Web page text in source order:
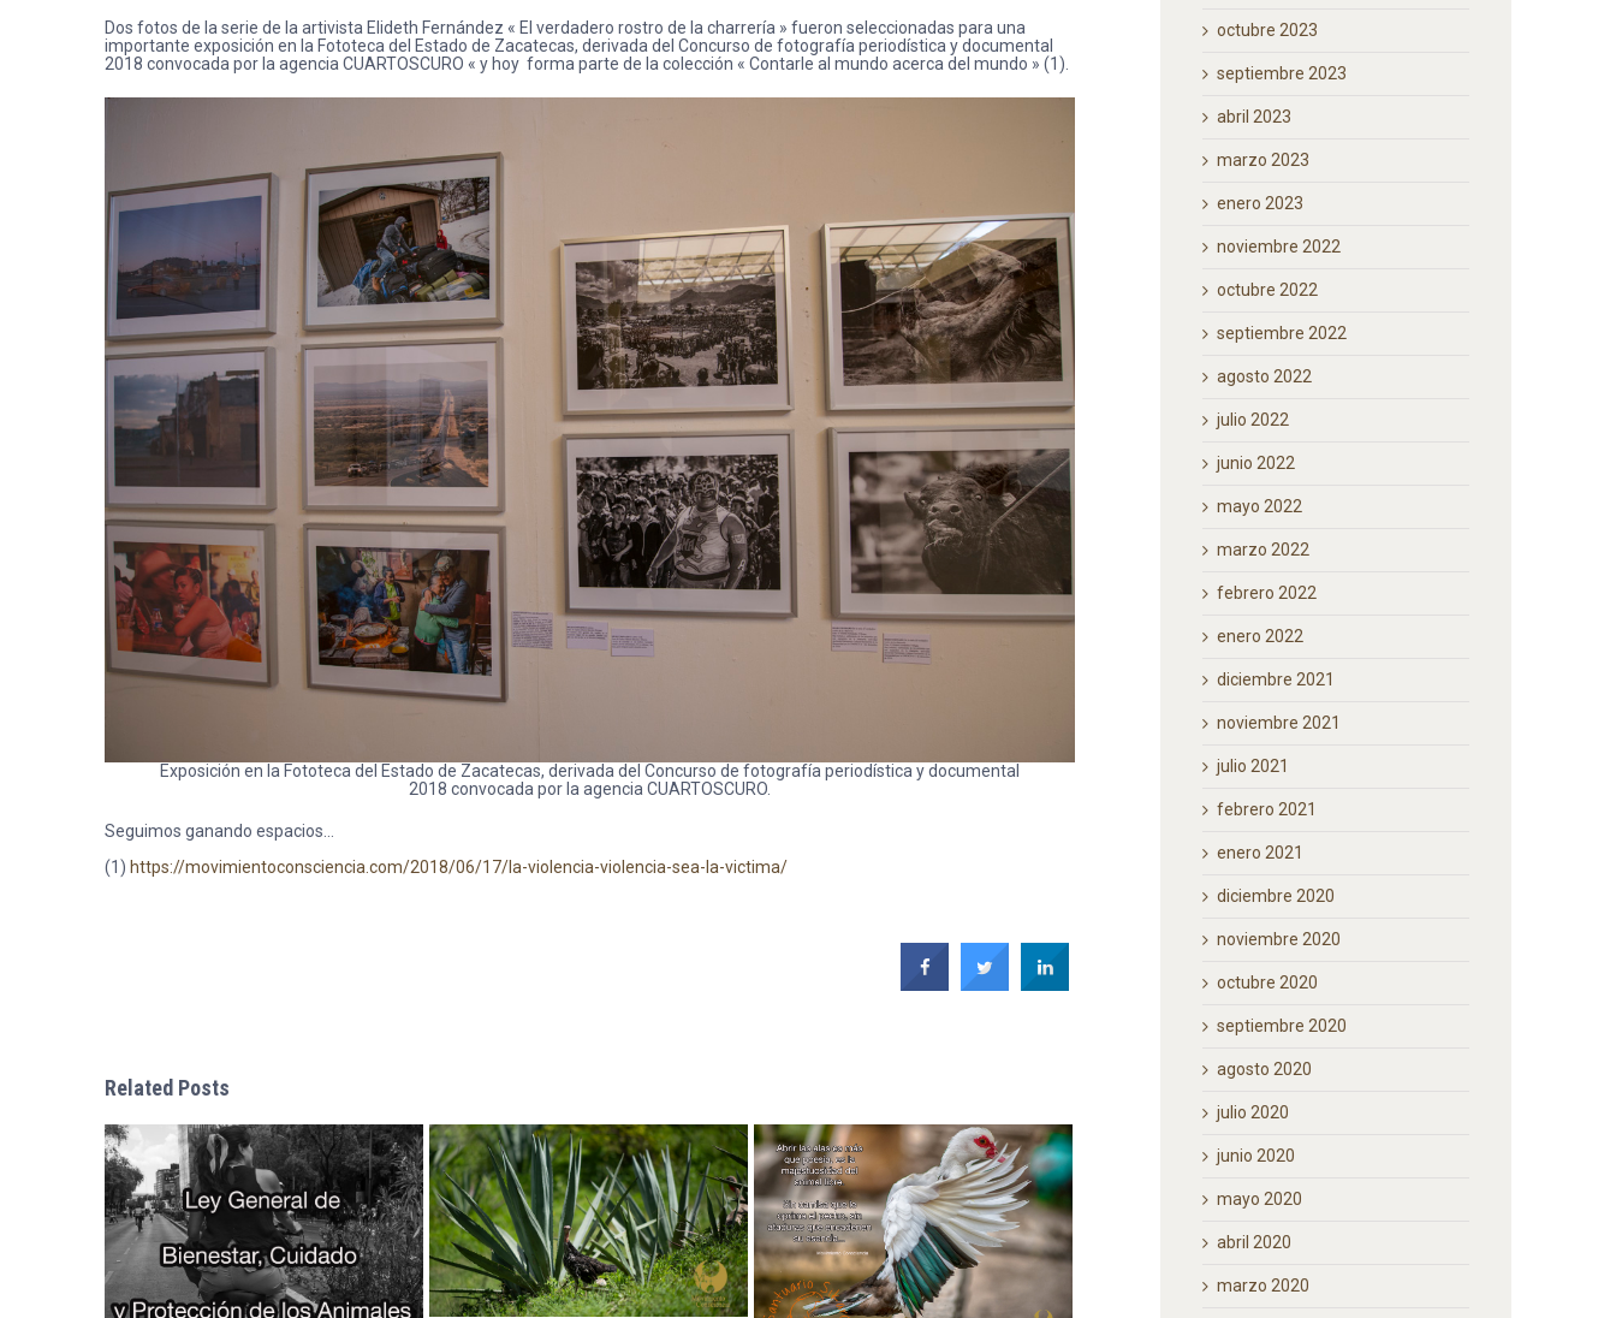
Dos fotos de la serie de la artivista Elideth Fernández « El verdadero rostro de la charrería » fueron seleccionadas para una
importante exposición en la Fototeca del Estado de Zacatecas, derivada del Concurso de fotografía periodística y documental
2018 convocada por la agencia CUARTOSCURO « y hoy forma parte de la colección « Contarle al mundo acerca del mundo » (1).
Exposición en la Fototeca del Estado de Zacatecas, derivada del Concurso de fotografía periodística y documental
2018 convocada por la agencia CUARTOSCURO.
Seguimos ganando espacios…
(1) https://movimientoconsciencia.com/2018/06/17/la-violencia-violencia-sea-la-victima/
Related Posts
octubre 2023
septiembre 2023
abril 2023
marzo 2023
enero 2023
noviembre 2022
octubre 2022
septiembre 2022
agosto 2022
julio 2022
junio 2022
mayo 2022
marzo 2022
febrero 2022
enero 2022
diciembre 2021
noviembre 2021
julio 2021
febrero 2021
enero 2021
diciembre 2020
noviembre 2020
octubre 2020
septiembre 2020
agosto 2020
julio 2020
junio 2020
mayo 2020
abril 2020
marzo 2020